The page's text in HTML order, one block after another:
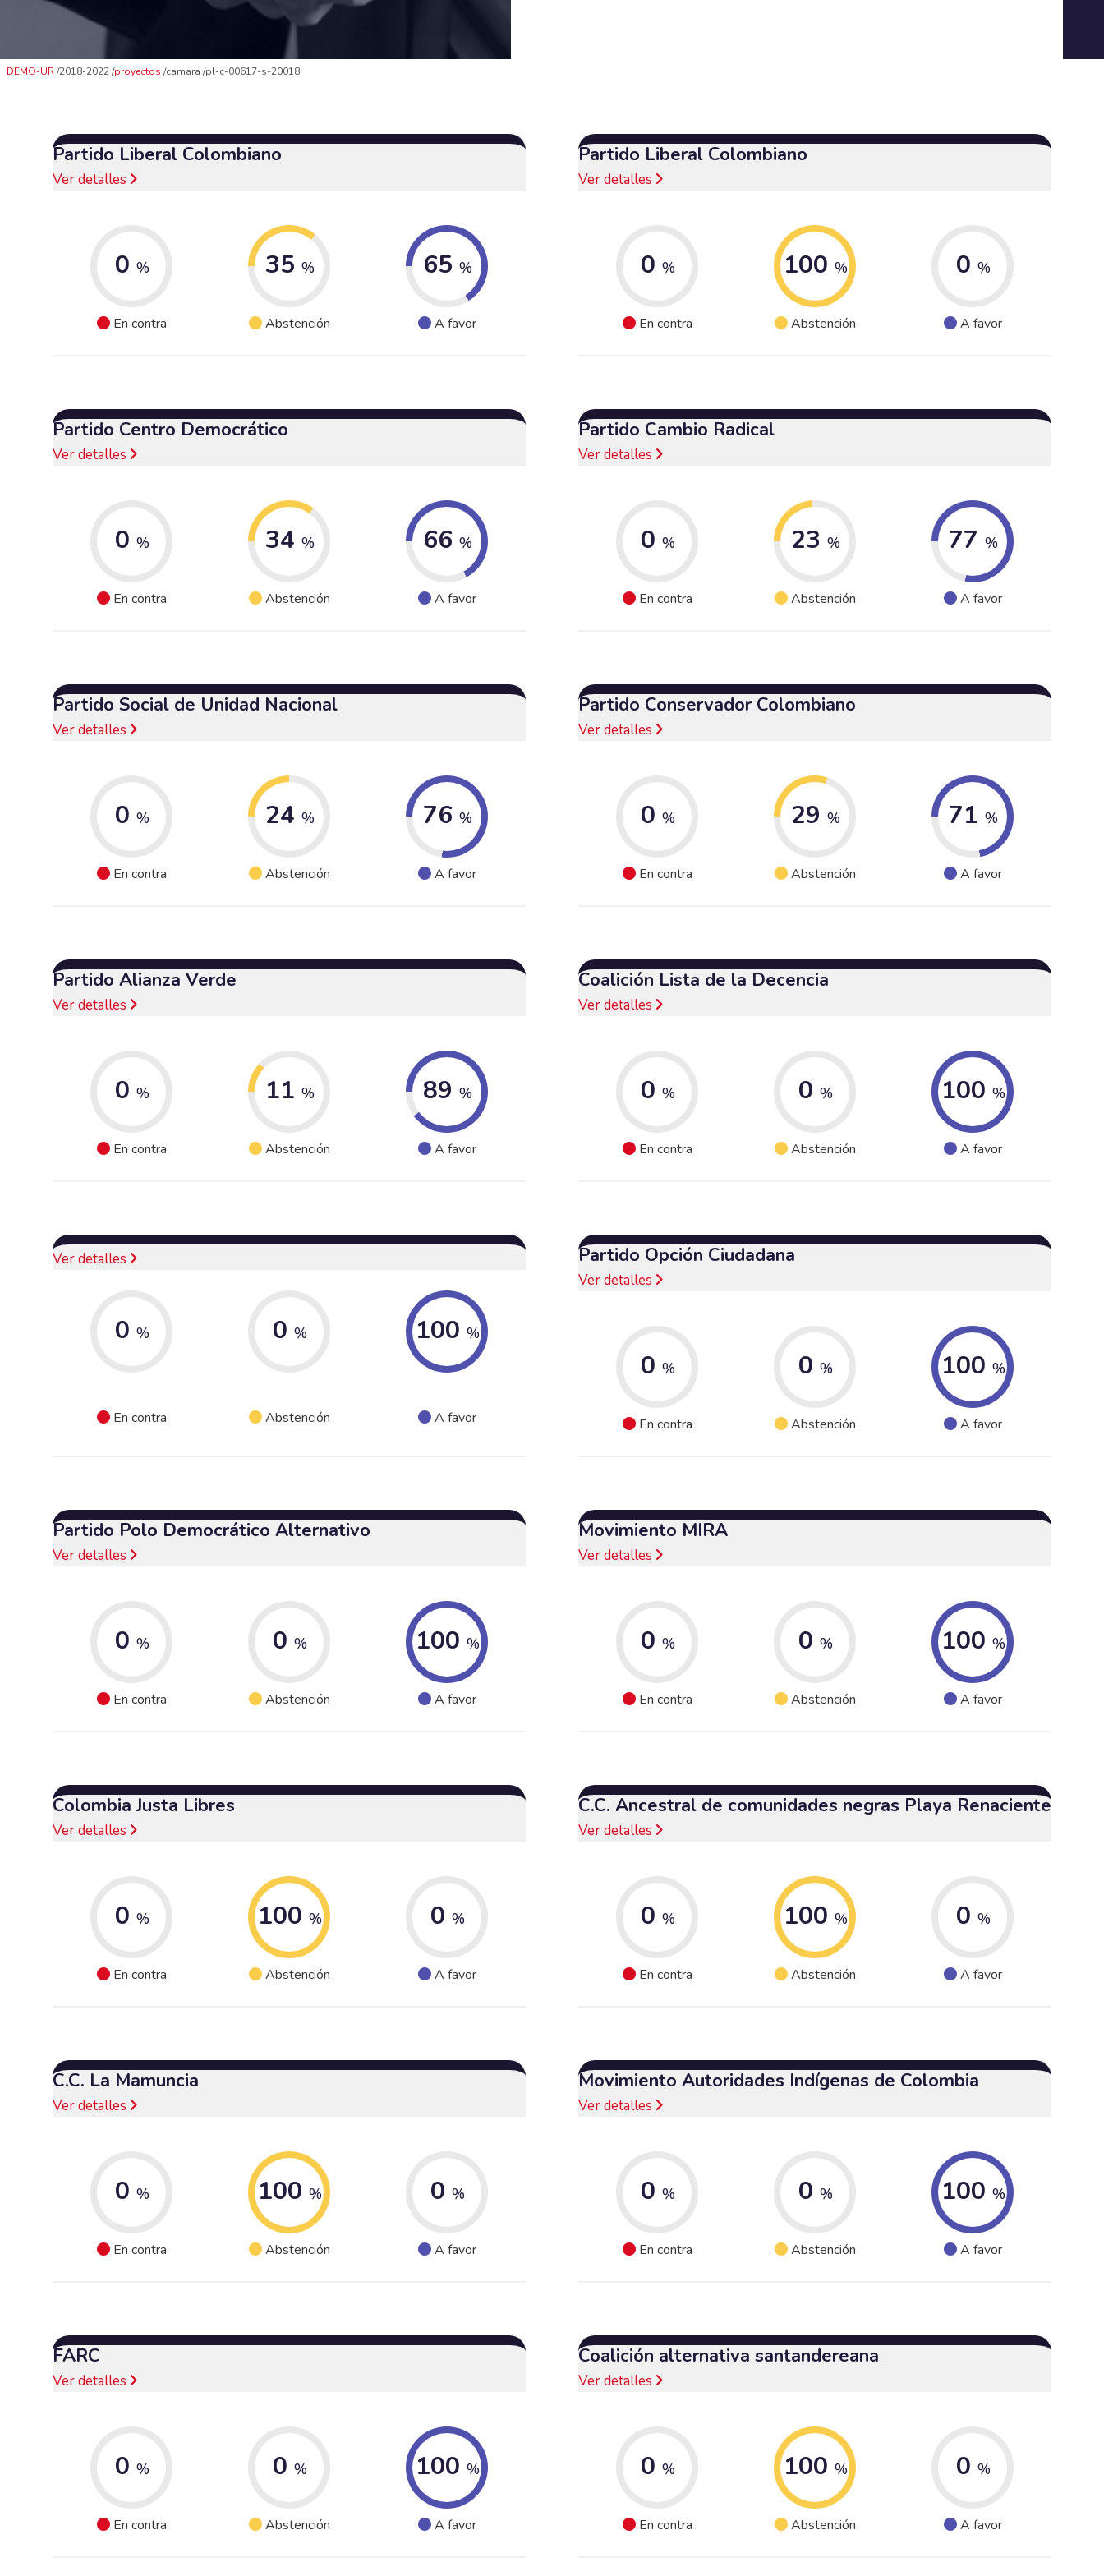
DEMO-UR 2018-2022 proyectos camara pl-c-00617-s-20018
Partido Liberal Colombiano
Ver detalles
0 %
En contra
35 %
Abstención
65 %
A favor
Partido Liberal Colombiano
Ver detalles
0 %
En contra
100 %
Abstención
0 %
A favor
Partido Centro Democrático
Ver detalles
0 %
En contra
34 %
Abstención
66 %
A favor
Partido Cambio Radical
Ver detalles
0 %
En contra
23 %
Abstención
77 %
A favor
Partido Social de Unidad Nacional
Ver detalles
0 %
En contra
24 %
Abstención
76 %
A favor
Partido Conservador Colombiano
Ver detalles
0 %
En contra
29 %
Abstención
71 %
A favor
Partido Alianza Verde
Ver detalles
0 %
En contra
11 %
Abstención
89 %
A favor
Coalición Lista de la Decencia
Ver detalles
0 %
En contra
0 %
Abstención
100 %
A favor
Ver detalles
0 %
En contra
0 %
Abstención
100 %
A favor
Partido Opción Ciudadana
Ver detalles
0 %
En contra
0 %
Abstención
100 %
A favor
Partido Polo Democrático Alternativo
Ver detalles
0 %
En contra
0 %
Abstención
100 %
A favor
Movimiento MIRA
Ver detalles
0 %
En contra
0 %
Abstención
100 %
A favor
Colombia Justa Libres
Ver detalles
0 %
En contra
100 %
Abstención
0 %
A favor
C.C. Ancestral de comunidades negras Playa Renaciente
Ver detalles
0 %
En contra
100 %
Abstención
0 %
A favor
C.C. La Mamuncia
Ver detalles
0 %
En contra
100 %
Abstención
0 %
A favor
Movimiento Autoridades Indígenas de Colombia
Ver detalles
0 %
En contra
0 %
Abstención
100 %
A favor
FARC
Ver detalles
0 %
En contra
0 %
Abstención
100 %
A favor
Coalición alternativa santandereana
Ver detalles
0 %
En contra
100 %
Abstención
0 %
A favor